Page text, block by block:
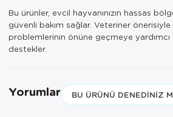
Bu ürünler, evcil hayvanınızın hassas
güvenli bakım sağlar. Veteriner önerisiyle
problemlerinin önüne geçmeye yardımcı
destekler.
Yorumlar BU ÜRÜNÜ DENEDINIZ